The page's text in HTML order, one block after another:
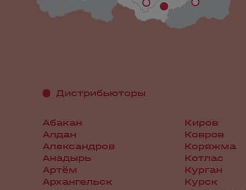
Дистрибьюторы
Абакан
Алдан
Александров
Анадырь
Артём
Архангельск
Киров
Ковров
Коряжма
Котлас
Курган
Курск